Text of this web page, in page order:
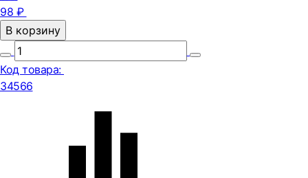
98 ₽
В корзину
Код товара:
34566